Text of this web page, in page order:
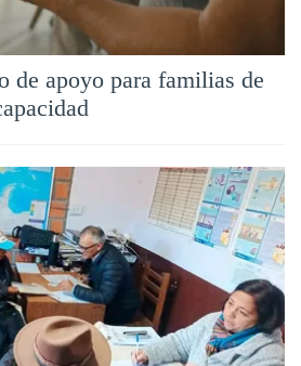
de apoyo para familias de